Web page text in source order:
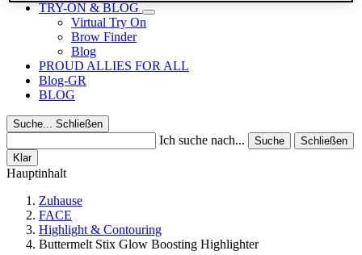
TRY-ON & BLOG
Virtual Try On
Brow Finder
Blog
PROUD ALLIES FOR ALL
Blog-GR
BLOG
Suche... Schließen
Ich suche nach... Suche
Schließen
Klar
Hauptinhalt
Zuhause
FACE
Highlight & Contouring
Buttermelt Stix Glow Boosting Highlighter